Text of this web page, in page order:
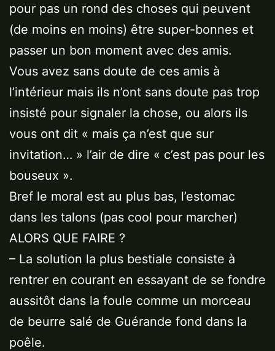
pour pas un rond des choses qui peuvent
(de moins en moins) être super-bonnes et
passer un bon moment avec des amis.
Vous avez sans doute de ces amis à
l’intérieur mais ils n’ont sans doute pas trop
insisté pour signaler la chose, ou alors ils
vous ont dit « mais ça n’est que sur
invitation… » l’air de dire « c’est pas pour les
bouseux ».
Bref le moral est au plus bas, l’estomac
dans les talons (pas cool pour marcher)
ALORS QUE FAIRE ?
– La solution la plus bestiale consiste à
rentrer en courant en essayant de se fondre
aussitôt dans la foule comme un morceau
de beurre salé de Guérande fond dans la
poêle.